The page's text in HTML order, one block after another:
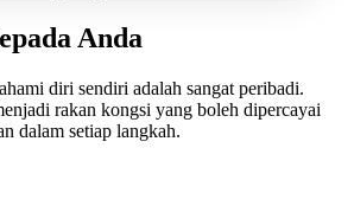
Anda
diri sendiri adalah sangat peribadi.
rakan kongsi yang boleh dipercayai
dalam setiap langkah.